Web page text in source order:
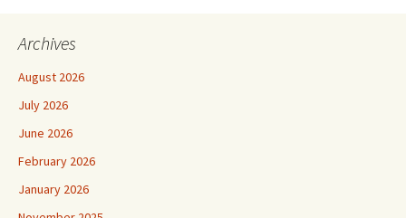
Archives
August 2026
July 2026
June 2026
February 2026
January 2026